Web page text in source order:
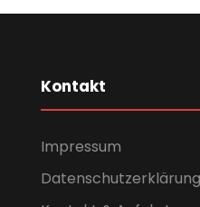
Kontakt
Impressum
Datenschutzerklärung